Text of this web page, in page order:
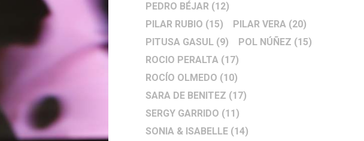
PEDRO BÉJAR (12)
PILAR RUBIO (15) PILAR VERA (20)
PITUSA GASUL (9) POL NÚÑEZ (15)
ROCIO PERALTA (17)
ROCÍO OLMEDO (10)
SARA DE BENITEZ (17)
SERGY GARRIDO (11)
SONIA & ISABELLE (14)